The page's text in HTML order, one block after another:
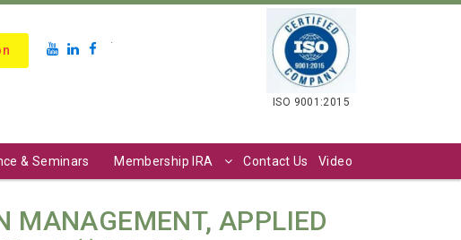
.
ISO 9001:2015
& Seminars Membership IRA Contact Us Video
MANAGEMENT, APPLIED